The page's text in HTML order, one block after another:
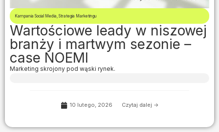
Kampania Social Media Strategia Marketingu
Wartościowe leady w niszowej
branży i martwym sezonie –
case NOEMI
Marketing skrojony pod wąski rynek.
10 lutego, 2026 Czytaj dalej ->